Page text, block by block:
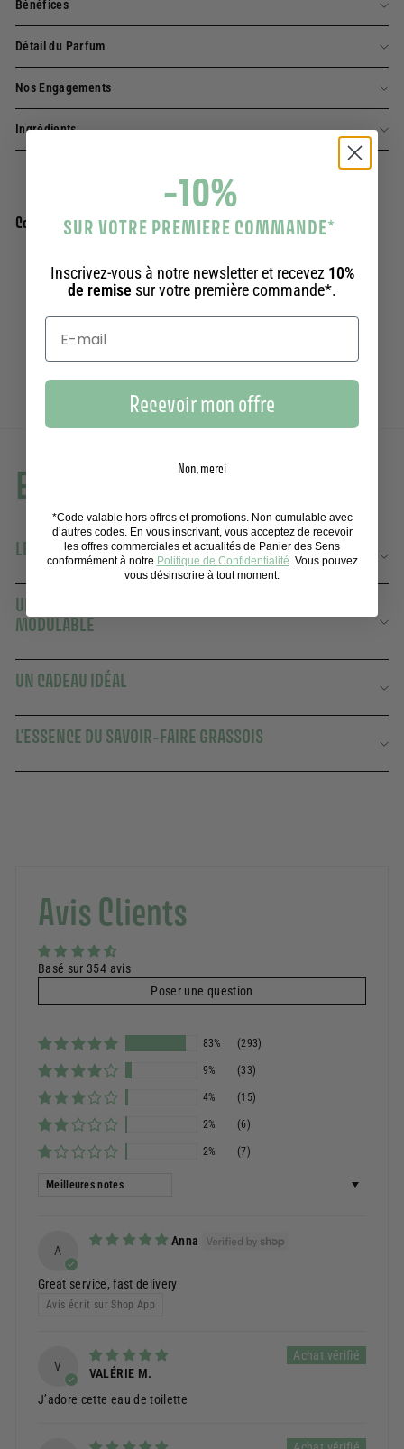
Bénéfices
Détail du Parfum
Nos Engagements
Ingrédients
Complétez la routine
Eau de toilette - Criste Marine 50ml
En savoir plus
LE PARFUM RACONTÉ PAR NOTRE MAITRE PARFUMEUR
UNE EAU DE TOILETTE MARINE À L'INTENSITÉ
MODULABLE
UN CADEAU IDÉAL
L'ESSENCE DU SAVOIR-FAIRE GRASSOIS
Avis Clients
Basé sur 354 avis
Poser une question
83% (293)
9% (33)
4% (15)
2% (6)
2% (7)
Sort by
A
Anna
Great service, fast delivery
Avis écrit sur Shop App
V
VALÉRIE M.
J’adore cette eau de toilette
-10%
SUR VOTRE PREMIERE COMMANDE*
Inscrivez-vous à notre newsletter et recevez 10%
de remise sur votre première commande*.
Recevoir mon offre
Non, merci
*Code valable hors offres et promotions. Non cumulable avec
d’autres codes. En vous inscrivant, vous acceptez de recevoir
les offres commerciales et actualités de Panier des Sens
conformément à notre Politique de Confidentialité. Vous pouvez
vous désinscrire à tout moment.